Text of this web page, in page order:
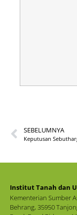
SEBELUMNYA
Keputusan
Institut Tanah dan
Kementerian Sumber
Behrang, 35950